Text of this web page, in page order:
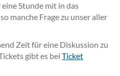
Stunde mit in das
manche Frage zu unser aller
Zeit für eine Diskussion zu
gibt es bei Ticket